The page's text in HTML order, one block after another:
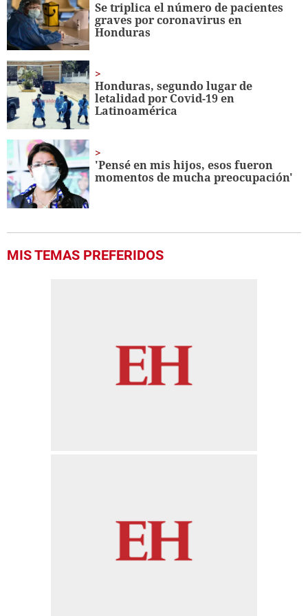
Se triplica el número de pacientes
graves por coronavirus en
Honduras
Honduras, segundo lugar de
letalidad por Covid-19 en
Latinoamérica
'Pensé en mis hijos, esos fueron
momentos de mucha preocupación'
MIS TEMAS PREFERIDOS